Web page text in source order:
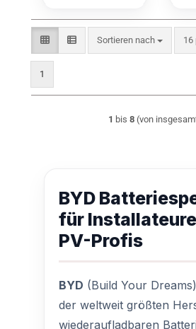
Sortieren nach 16
1
1 bis 8 (von
BYD
für
PV-Profis
BYD (Build Your
der weltweit größten
wiederaufladbaren